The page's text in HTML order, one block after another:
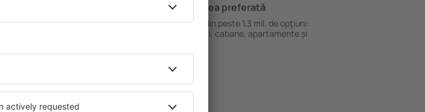
Prețuri atractive și oferte speciale
Cazarea preferată
Alege din peste 1,3 mil. de opţiuni:
hoteluri, cabane, apartamente și